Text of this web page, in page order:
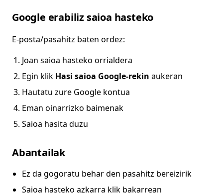
Google erabiliz saioa hasteko
E-posta/pasahitz baten ordez:
Joan saioa hasteko orrialdera
Egin klik Hasi saioa Google-rekin aukeran
Hautatu zure Google kontua
Eman oinarrizko baimenak
Saioa hasita duzu
Abantailak
Ez da gogoratu behar den pasahitz bereizirik
Saioa hasteko azkarra klik bakarrean